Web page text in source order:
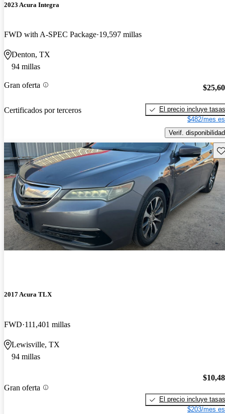
2023 Acura Integra
FWD with A-SPEC Package 19,597 millas
Denton, TX
94 millas
Gran oferta
Certificados por terceros
El precio incluye tasas
$482/mes
Verif. disponibilidad
2017 Acura TLX
FWD 111,401 millas
Lewisville, TX
94 millas
Gran oferta
El precio incluye tasas
$203/mes